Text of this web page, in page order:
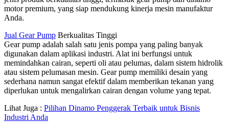
motor premium, yang siap mendukung kinerja mesin manufaktur
Anda.
Jual Gear Pump Berkualitas Tinggi
Gear pump adalah salah satu jenis pompa yang paling banyak
digunakan dalam aplikasi industri. Alat ini berfungsi untuk
memindahkan cairan, seperti oli atau pelumas, dalam sistem hidrolik
atau sistem pelumasan mesin. Gear pump memiliki desain yang
sederhana namun sangat efektif dalam memberikan tekanan yang
diperlukan untuk mengalirkan cairan dengan volume yang tepat.
Lihat Juga : Pilihan Dinamo Penggerak Terbaik untuk Bisnis
Industri Anda